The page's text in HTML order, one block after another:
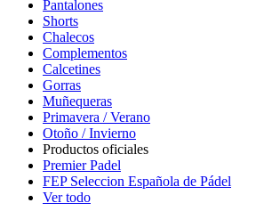
Pantalones
Shorts
Chalecos
Complementos
Calcetines
Gorras
Muñequeras
Primavera / Verano
Otoño / Invierno
Productos oficiales
Premier Padel
FEP Seleccion Española de Pádel
Ver todo